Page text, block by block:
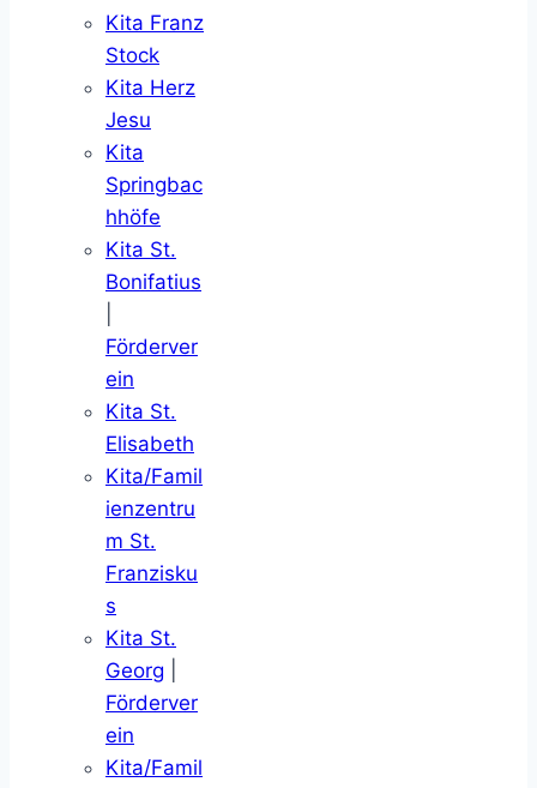
Kita Franz
Stock
Kita Herz
Jesu
Kita
Springbac
hhöfe
Kita St.
Bonifatius
Förderver
ein
Kita St.
Elisabeth
Kita/Famil
ienzentru
m St.
Franzisku
s
Kita St.
Georg
Förderver
ein
Kita/Famil